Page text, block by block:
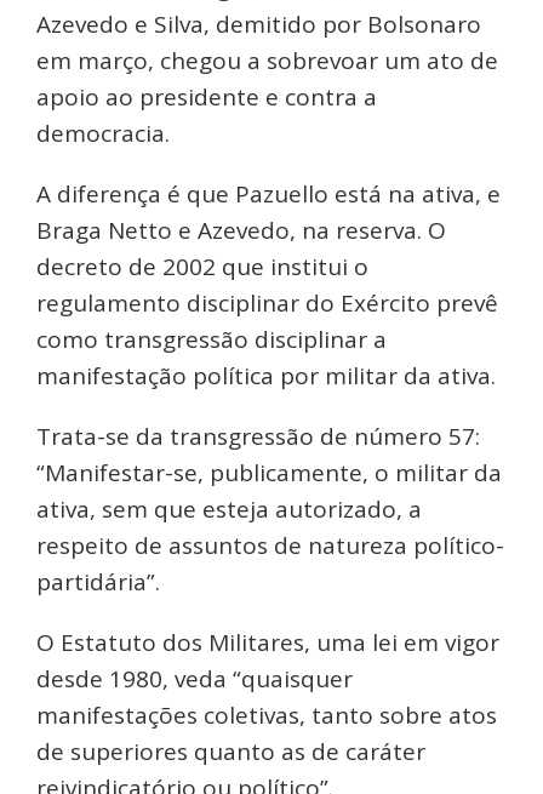
Azevedo e Silva, demitido por Bolsonaro
em março, chegou a sobrevoar um ato de
apoio ao presidente e contra a
democracia.
A diferença é que Pazuello está na ativa, e
Braga Netto e Azevedo, na reserva. O
decreto de 2002 que institui o
regulamento disciplinar do Exército prevê
como transgressão disciplinar a
manifestação política por militar da ativa.
Trata-se da transgressão de número 57:
“Manifestar-se, publicamente, o militar da
ativa, sem que esteja autorizado, a
respeito de assuntos de natureza político-
partidária”.
O Estatuto dos Militares, uma lei em vigor
desde 1980, veda “quaisquer
manifestações coletivas, tanto sobre atos
de superiores quanto as de caráter
reivindicatório ou político”.